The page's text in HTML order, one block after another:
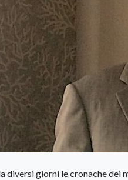
diversi giorni le cronache dei